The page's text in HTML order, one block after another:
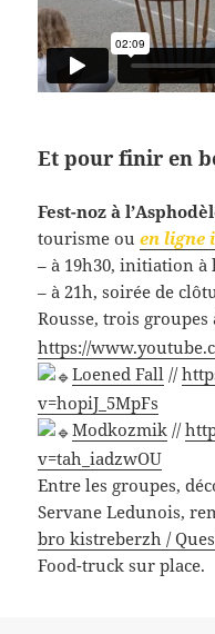
Et pour finir en
Fest-noz à
tourisme ouen ligne
– à 19h30, initiation à
– à 21h, soirée de
Rousse, trois
https://
Loened Fall //
v=hopiJ_5MpFs
Modkozmik //
v=tah_iadzwOU
Entre les groupes,
Servane Ledunois,
bro kistreberzh /
Food-truck sur place.